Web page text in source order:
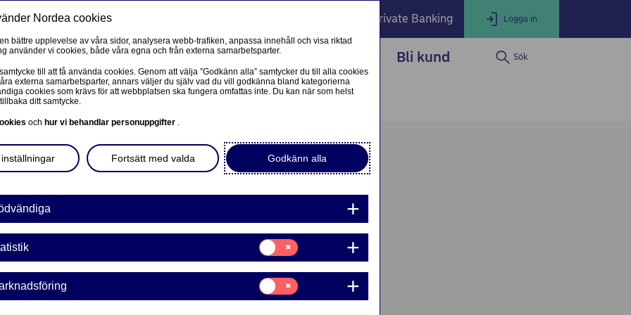
Private Banking Logga in
LOGGA IN
FÖRETAG
Corporate Netbank
Nordea Corporate
Våra sidor – kundinformation
Företagets Dokument/Signera digitalt
GiroLink
Nordea Bokföring
Ditt liv Våra tjänster Bli kund Sök
detta inte dig.
anonymiserar Nordea ekonomisk och
också kan delas med allmänheten och privata
Nordea cookies
bättre upplevelse av våra sidor, analysera webb-trafiken, anpassa innehåll och visa riktad
använder vi cookies, både våra egna och från externa samarbetsparter.
till att få använda cookies. Genom att välja ”Godkänn alla” samtycker du till alla cookies
externa samarbetsparter, annars väljer du själv vad du vill godkänna bland kategorierna
cookies som krävs för att webbplatsen ska fungera omfattas inte. Du kan när som helst
ditt samtycke.
och hur vi behandlar personuppgifter .
Godkänn alla
Fortsätt med valda
Samtycke
för:
Statistik
Samtycke
för:
Marknadsföring